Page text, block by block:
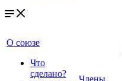
О союзе
Что
сделано?
Члены